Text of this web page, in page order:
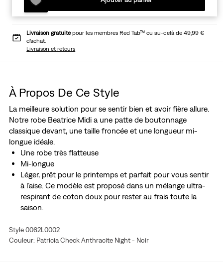
Livraison gratuitepour les membres Red Tab™ ou au-delà de 49,99 €
d’achat.
Livraison et retours
À Propos De Ce Style
La meilleure solution pour se sentir bien et avoir fière allure.
Notre robe Beatrice Midi a une patte de boutonnage
classique devant, une taille froncée et une longueur mi-
longue idéale.
Une robe très flatteuse
Mi-longue
Léger, prêt pour le printemps et parfait pour vous sentir
à l’aise. Ce modèle est proposé dans un mélange ultra-
respirant de coton doux pour rester au frais toute la
saison.
Style 0062L0002
Couleur: Patricia Check Anthracite Night - Noir